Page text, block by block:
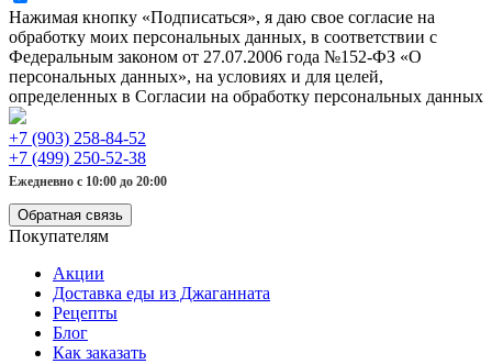
Нажимая кнопку «Подписаться», я даю свое согласие на
обработку моих персональных данных, в соответствии с
Федеральным законом от 27.07.2006 года №152-ФЗ «О
персональных данных», на условиях и для целей,
определенных в Согласии на обработку персональных данных
+7 (903) 258-84-52
+7 (499) 250-52-38
Ежедневно с 10:00 до 20:00
Обратная связь
Покупателям
Акции
Доставка еды из Джаганната
Рецепты
Блог
Как заказать